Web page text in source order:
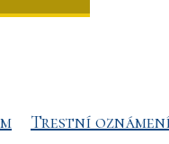
Trestní